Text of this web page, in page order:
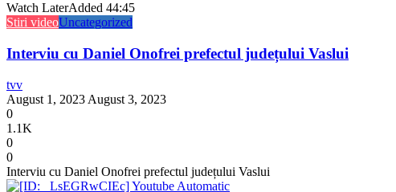
Watch LaterAdded 44:45
Stiri videoUncategorized
Interviu cu Daniel Onofrei prefectul județului Vaslui
tvv
August 1, 2023 August 3, 2023
0
1.1K
0
0
Interviu cu Daniel Onofrei prefectul județului Vaslui